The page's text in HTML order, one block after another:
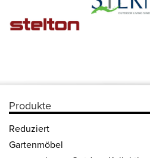
Produkte
Reduziert
Gartenmöbel